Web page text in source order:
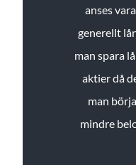
anses
generellt
man spara
aktier då
man
mindre